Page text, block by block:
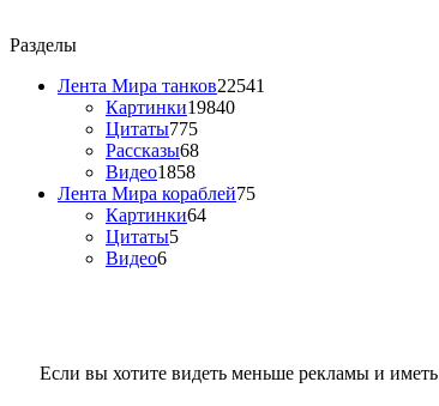
Разделы
Лента Мира танков22541
Картинки19840
Цитаты775
Рассказы68
Видео1858
Лента Мира кораблей75
Картинки64
Цитаты5
Видео6
Если вы хотите видеть меньше рекламы и иметь